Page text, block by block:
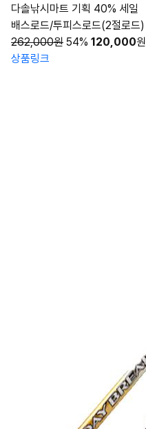
다솔낚시마트 기획 40% 세일
배스로드/투피스로드(2절로드)
262,000원 54% 120,000원
상품링크